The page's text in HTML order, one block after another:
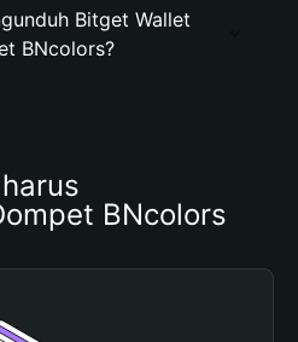
Bitget Wallet
BNcolors?
BNcolors